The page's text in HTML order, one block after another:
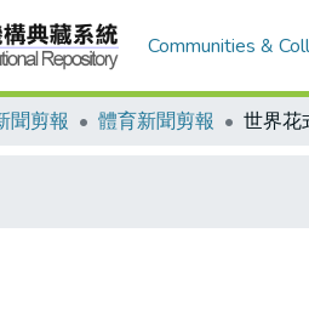
Communities &
聞剪報 體育新聞剪報